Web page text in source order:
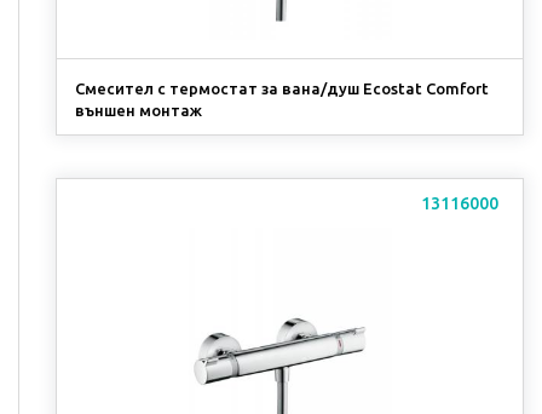
Смесител с термостат за вана/душ Ecostat Comfort
външен монтаж
13116000